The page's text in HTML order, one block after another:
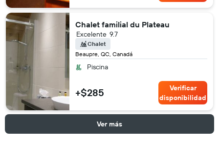
Chalet familial du Plateau
Beaupre, QC, Canadá
9.7
Excelente
Chalet
Piscina
+$285
Verificar
disponibilidad
Ver más